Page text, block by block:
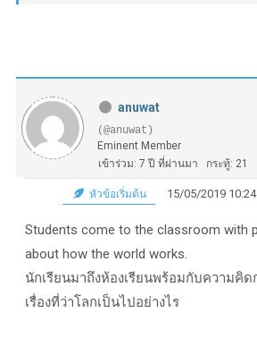
anuwat
(@anuwat)
Eminent Member
เข้าร่วม: 7 ปี ที่ผ่านมา
กระทู้: 21
หัวข้อเริ่มต้น 15/05/2019
Students come to the classroom with
about how the world works.
นักเรียนมาถึงห้องเรียนพร้อมกับความคิด
เรื่องที่ว่าโลกเป็นไปอย่างไร